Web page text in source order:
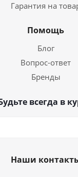
Гарантия на
Помощь
Блог
Вопрос-ответ
Бренды
всегда в
Наши